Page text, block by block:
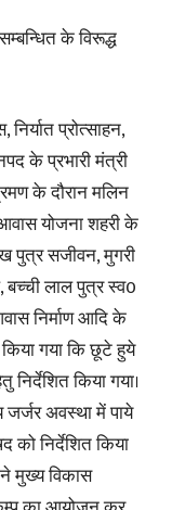
के विरूद्ध
प्रोत्साहन,
के प्रभारी मंत्री
के दौरान मलिन
योजना शहरी के
पुत्र सजीवन, मुगरी
बच्ची लाल पुत्र स्व0
निर्माण आदि के
किया गया कि छूटे हुये
किया गया।
अवस्था में पाये
को निर्देशित किया
मुख्य विकास